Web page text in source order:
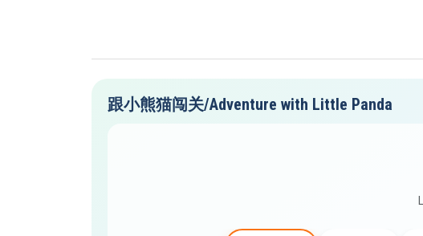
跟小熊猫闯关/Adventure with Little Panda